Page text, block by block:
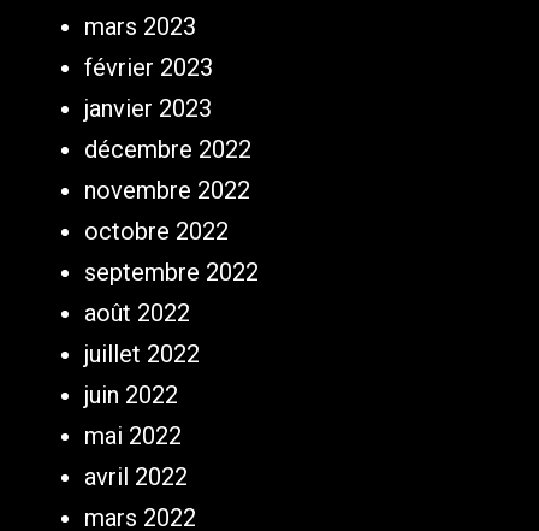
mars 2023
février 2023
janvier 2023
décembre 2022
novembre 2022
octobre 2022
septembre 2022
août 2022
juillet 2022
juin 2022
mai 2022
avril 2022
mars 2022